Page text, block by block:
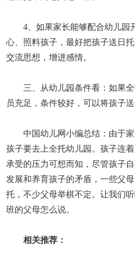
4、如果家长能够配合幼儿园
心、照料孩子，最好把孩子送日
交流思想，增进感情。
三、从幼儿园条件看：如果全
员充足，条件较好，可以将孩子送
中国幼儿网小编总结：由于家
孩子要去上全托幼儿园。孩子连
承受的压力可想而知，尽管孩子
发展和养育孩子的矛盾，一些父
托，不少父母举棋不定。让我们
班的父母怎么说。
相关推荐：